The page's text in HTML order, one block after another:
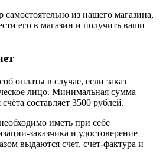
самостоятельно из нашего магазина,
его в магазин и получить ваши
оплаты в случае, если заказ
лицо. Минимальная сумма
составляет 3500 рублей.
иметь при себе
заказчика и удостоверение
выдаются счет, счет-фактура и